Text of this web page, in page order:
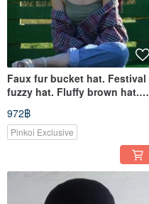
Faux fur bucket hat. Festival
fuzzy hat. Fluffy brown hat.
Rave bucket hat.
972฿
Pinkoi Exclusive